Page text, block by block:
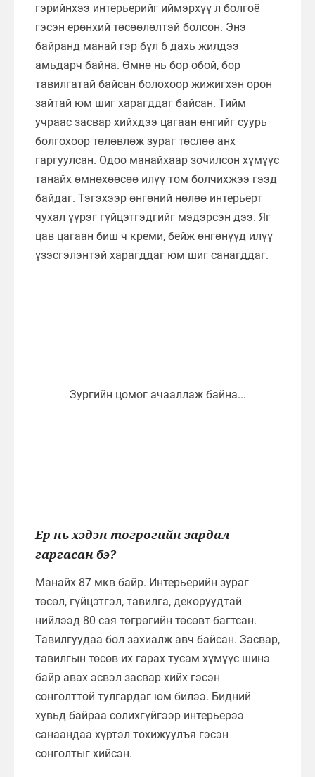
гэрийнхээ интерьерийг иймэрхүү л болгоё
гэсэн ерөнхий төсөөлөлтэй болсон. Энэ
байранд манай гэр бүл 6 дахь жилдээ
амьдарч байна. Өмнө нь бор обой, бор
тавилгатай байсан болохоор жижигхэн орон
зайтай юм шиг харагддаг байсан. Тийм
учраас засвар хийхдээ цагаан өнгийг суурь
болгохоор төлөвлөж зураг төслөө анх
гаргуулсан. Одоо манайхаар зочилсон хүмүүс
танайх өмнөхөөсөө илүү том болчихжээ гээд
байдаг. Тэгэхээр өнгөний нөлөө интерьерт
чухал үүрэг гүйцэтгэдгийг мэдэрсэн дээ. Яг
цав цагаан биш ч креми, бейж өнгөнүүд илүү
үзэсгэлэнтэй харагддаг юм шиг санагддаг.
Ер нь хэдэн төгрөгийн зардал
гаргасан бэ?
Манайх 87 мкв байр. Интерьерийн зураг
төсөл, гүйцэтгэл, тавилга, декоруудтай
нийлээд 80 сая төгрөгийн төсөвт багтсан.
Тавилгуудаа бол захиалж авч байсан. Засвар,
тавилгын төсөв их гарах тусам хүмүүс шинэ
байр авах эсвэл засвар хийх гэсэн
сонголттой тулгардаг юм билээ. Бидний
хувьд байраа солихгүйгээр интерьерээ
санаандаа хүртэл тохижуулъя гэсэн
сонголтыг хийсэн.